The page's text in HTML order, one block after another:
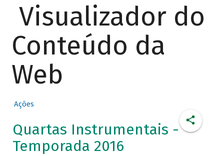
Visualizador do
Conteúdo da
Web
Ações
Quartas Instrumentais -
Temporada 2016